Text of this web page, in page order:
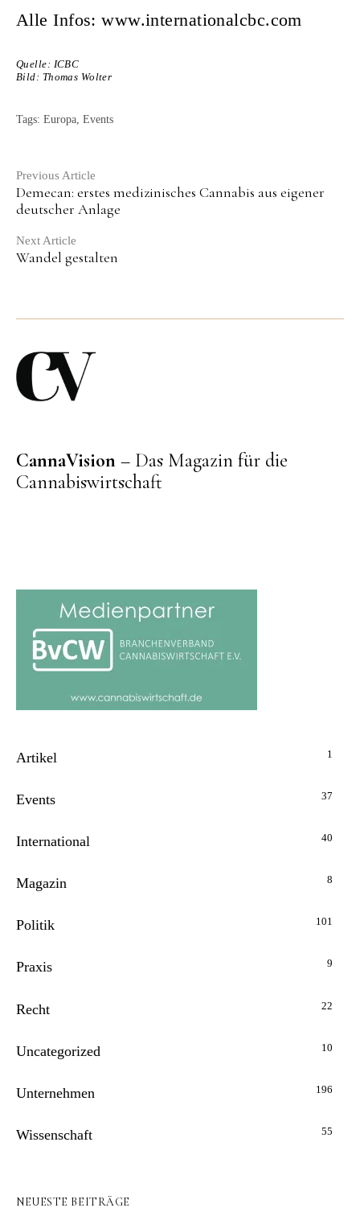
Continue
Reading
Previous Article
Demecan: erstes medizinisches Cannabis aus eigener
deutscher Anlage
Next Article
Wandel gestalten
Alle Infos:www.internationalcbc.com
Quelle: ICBC
Bild: Thomas Wolter
Tags: Europa Events
CannaVision – Das Magazin für die
Cannabiswirtschaft
Artikel 1
Events 37
International 40
Magazin 8
Politik 101
Praxis 9
Recht 22
Uncategorized 10
Unternehmen 196
Wissenschaft 55
NEUESTE BEITRÄGE